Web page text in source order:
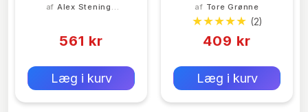
af Alex Steninge
561 kr
Læg i kurv
af Tore Grønne
(2)
409 kr
Læg i kurv